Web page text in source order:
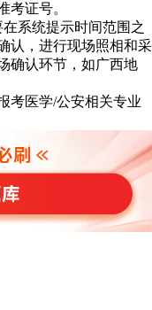
考证号。
系统提示时间范围之
认，进行现场照相和采
确认环节，如广西地
考医学/公安相关专业